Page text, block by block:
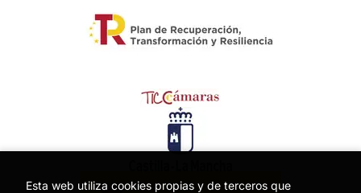
Esta web utiliza cookies propias y de terceros que